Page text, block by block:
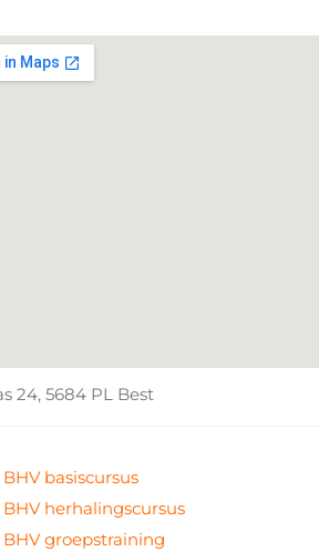
24, 5684 PL Best
BHV basiscursus
BHV herhalingscursus
BHV groepstraining